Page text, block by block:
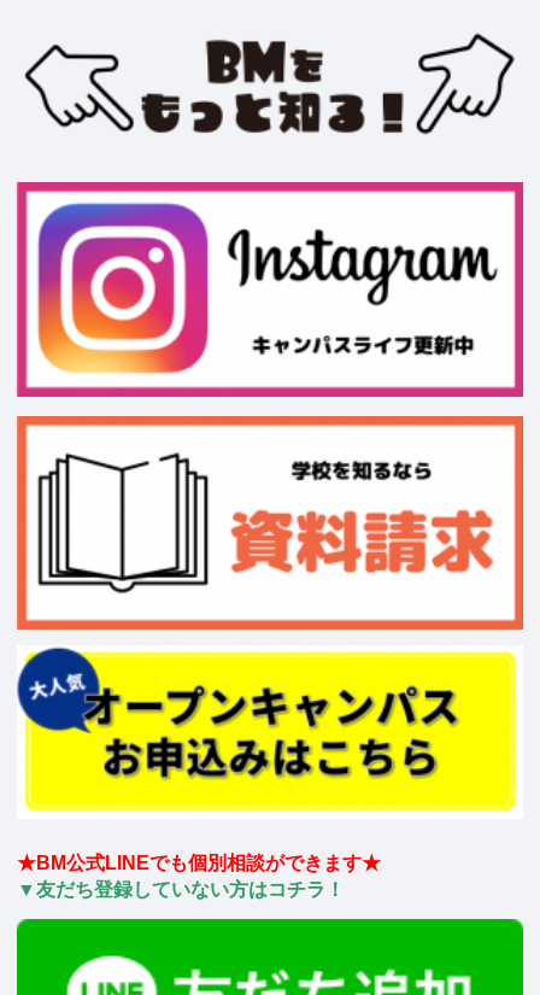
★BM公式LINEでも個別相談ができます★
▼友だち登録していない方はコチラ！